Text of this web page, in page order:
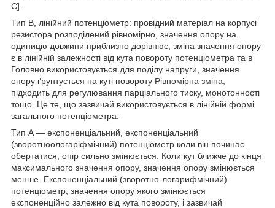
C].
Тип B, лінійний потенціометр: провідний матеріал на корпусі
резистора розподілений рівномірно, значення опору на
одиницю довжини приблизно дорівнює, зміна значення опору
є в лінійній залежності від кута повороту потенціометра та в
Головно використовується для поділу напруги, значення
опору ґрунтується на куті повороту Рівномірна зміна,
підходить для регулювання парціального тиску, монотонності
тощо. Це те, що зазвичай використовується в лінійній формі
загального потенціометра.
Тип А — експоненціальний, експоненціальний
(зворотноологаріфмічний) потенціометр.коли він починає
обертатися, опір сильно змінюється. Коли кут ближче до кінця
максимального значення опору, значення опору змінюється
менше. Експоненціальний (зворотно-логарифмічний)
потенціометр, значення опору якого змінюється
експоненційно залежно від кута повороту, і зазвичай